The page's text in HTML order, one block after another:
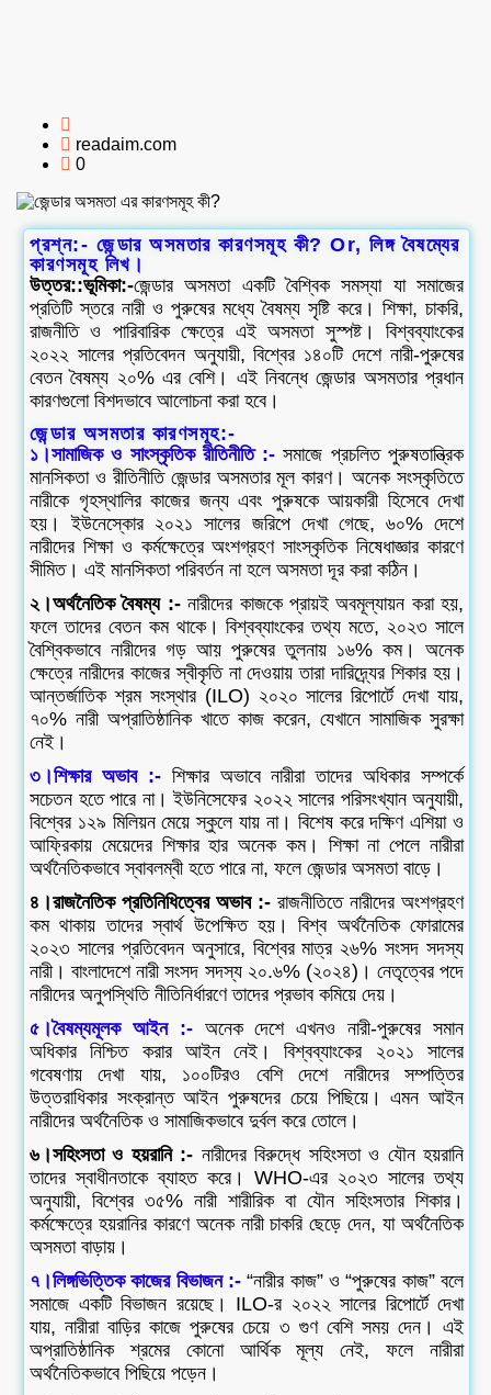
readaim.com
0
প্রশ্ন:- জেন্ডার অসমতার কারণসমূহ কী? Or, লিঙ্গ বৈষম্যের
কারণসমূহ লিখ।
উত্তর::ভূমিকা:-জেন্ডার অসমতা একটি বৈশ্বিক সমস্যা যা সমাজের
প্রতিটি স্তরে নারী ও পুরুষের মধ্যে বৈষম্য সৃষ্টি করে। শিক্ষা, চাকরি,
রাজনীতি ও পারিবারিক ক্ষেত্রে এই অসমতা সুস্পষ্ট। বিশ্বব্যাংকের
২০২২ সালের প্রতিবেদন অনুযায়ী, বিশ্বের ১৪০টি দেশে নারী-পুরুষের
বেতন বৈষম্য ২০% এর বেশি। এই নিবন্ধে জেন্ডার অসমতার প্রধান
কারণগুলো বিশদভাবে আলোচনা করা হবে।
জেন্ডার অসমতার কারণসমূহ:-
১।সামাজিক ও সাংস্কৃতিক রীতিনীতি :-সমাজে প্রচলিত পুরুষতান্ত্রিক
মানসিকতা ও রীতিনীতি জেন্ডার অসমতার মূল কারণ। অনেক সংস্কৃতিতে
নারীকে গৃহস্থালির কাজের জন্য এবং পুরুষকে আয়কারী হিসেবে দেখা
হয়। ইউনেস্কোর ২০২১ সালের জরিপে দেখা গেছে, ৬০% দেশে
নারীদের শিক্ষা ও কর্মক্ষেত্রে অংশগ্রহণ সাংস্কৃতিক নিষেধাজ্ঞার কারণে
সীমিত। এই মানসিকতা পরিবর্তন না হলে অসমতা দূর করা কঠিন।
২।অর্থনৈতিক বৈষম্য :-নারীদের কাজকে প্রায়ই অবমূল্যায়ন করা হয়,
ফলে তাদের বেতন কম থাকে। বিশ্বব্যাংকের তথ্য মতে, ২০২৩ সালে
বৈশ্বিকভাবে নারীদের গড় আয় পুরুষের তুলনায় ১৬% কম। অনেক
ক্ষেত্রে নারীদের কাজের স্বীকৃতি না দেওয়ায় তারা দারিদ্র্যের শিকার হয়।
আন্তর্জাতিক শ্রম সংস্থার (ILO) ২০২০ সালের রিপোর্টে দেখা যায়,
৭০% নারী অপ্রাতিষ্ঠানিক খাতে কাজ করেন, যেখানে সামাজিক সুরক্ষা
নেই।
৩।শিক্ষার অভাব :- শিক্ষার অভাবে নারীরা তাদের অধিকার সম্পর্কে
সচেতন হতে পারে না। ইউনিসেফের ২০২২ সালের পরিসংখ্যান অনুযায়ী,
বিশ্বের ১২৯ মিলিয়ন মেয়ে স্কুলে যায় না। বিশেষ করে দক্ষিণ এশিয়া ও
আফ্রিকায় মেয়েদের শিক্ষার হার অনেক কম। শিক্ষা না পেলে নারীরা
অর্থনৈতিকভাবে স্বাবলম্বী হতে পারে না, ফলে জেন্ডার অসমতা বাড়ে।
৪।রাজনৈতিক প্রতিনিধিত্বের অভাব :- রাজনীতিতে নারীদের অংশগ্রহণ
কম থাকায় তাদের স্বার্থ উপেক্ষিত হয়। বিশ্ব অর্থনৈতিক ফোরামের
২০২৩ সালের প্রতিবেদন অনুসারে, বিশ্বের মাত্র ২৬% সংসদ সদস্য
নারী। বাংলাদেশে নারী সংসদ সদস্য ২০.৬% (২০২৪)। নেতৃত্বের পদে
নারীদের অনুপস্থিতি নীতিনির্ধারণে তাদের প্রভাব কমিয়ে দেয়।
৫।বৈষম্যমূলক আইন :- অনেক দেশে এখনও নারী-পুরুষের সমান
অধিকার নিশ্চিত করার আইন নেই। বিশ্বব্যাংকের ২০২১ সালের
গবেষণায় দেখা যায়, ১০০টিরও বেশি দেশে নারীদের সম্পত্তির
উত্তরাধিকার সংক্রান্ত আইন পুরুষদের চেয়ে পিছিয়ে। এমন আইন
নারীদের অর্থনৈতিক ও সামাজিকভাবে দুর্বল করে তোলে।
৬।সহিংসতা ও হয়রানি :- নারীদের বিরুদ্ধে সহিংসতা ও যৌন হয়রানি
তাদের স্বাধীনতাকে ব্যাহত করে। WHO-এর ২০২৩ সালের তথ্য
অনুযায়ী, বিশ্বের ৩৫% নারী শারীরিক বা যৌন সহিংসতার শিকার।
কর্মক্ষেত্রে হয়রানির কারণে অনেক নারী চাকরি ছেড়ে দেন, যা অর্থনৈতিক
অসমতা বাড়ায়।
৭।লিঙ্গভিত্তিক কাজের বিভাজন :- “নারীর কাজ” ও “পুরুষের কাজ” বলে
সমাজে একটি বিভাজন রয়েছে। ILO-র ২০২২ সালের রিপোর্টে দেখা
যায়, নারীরা বাড়ির কাজে পুরুষের চেয়ে ৩ গুণ বেশি সময় দেন। এই
অপ্রাতিষ্ঠানিক শ্রমের কোনো আর্থিক মূল্য নেই, ফলে নারীরা
অর্থনৈতিকভাবে পিছিয়ে পড়েন।